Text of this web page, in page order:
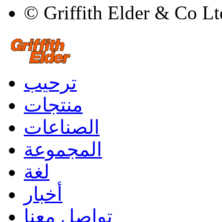
© Griffith Elder & Co
ترحيب
منتجات
الصناعات
المجموعة
لغة
أخبار
تواصل معنا